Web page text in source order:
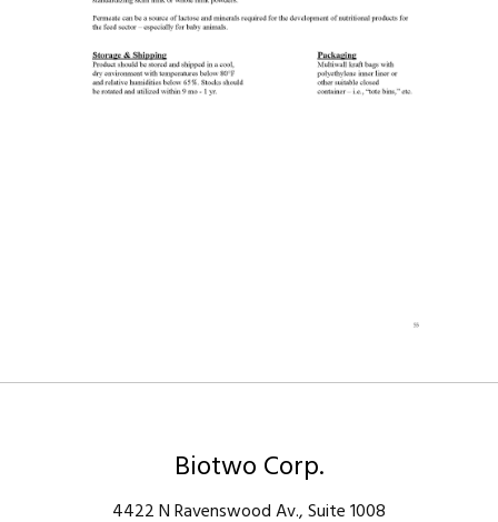
Biotwo Corp.
4422 N Ravenswood Av., Suite 1008